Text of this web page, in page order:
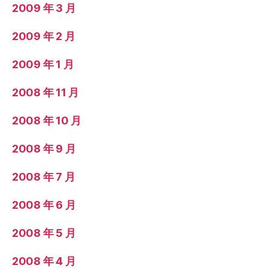
2009 年 3 月
2009 年 2 月
2009 年 1 月
2008 年 11 月
2008 年 10 月
2008 年 9 月
2008 年 7 月
2008 年 6 月
2008 年 5 月
2008 年 4 月